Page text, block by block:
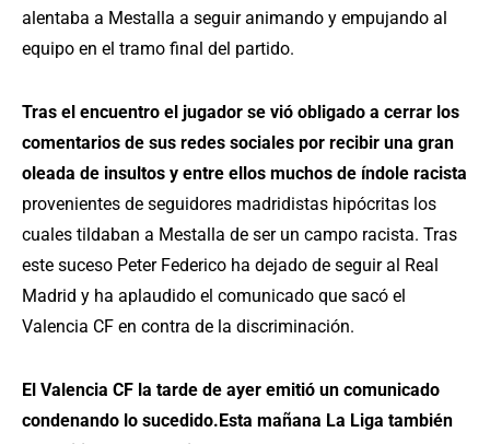
alentaba a Mestalla a seguir animando y empujando al
equipo en el tramo final del partido.
Tras el encuentro el jugador se vió obligado a cerrar los
comentarios de sus redes sociales por recibir una gran
oleada de insultos y entre ellos muchos de índole racista
provenientes de seguidores madridistas hipócritas los
cuales tildaban a Mestalla de ser un campo racista. Tras
este suceso Peter Federico ha dejado de seguir al Real
Madrid y ha aplaudido el comunicado que sacó el
Valencia CF en contra de la discriminación.
El Valencia CF la tarde de ayer emitió un comunicado
condenando lo sucedido.Esta mañana La Liga también